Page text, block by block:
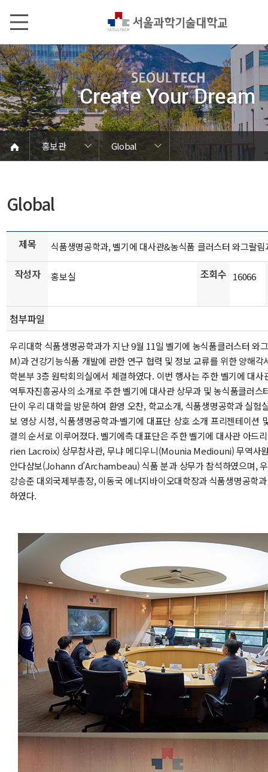
홍보관
Global
서울과기대 소개
열린총장실
대학현황
대학조직
대학상징
홍보관
캠퍼스 안내
학칙 및 규정
홍보관
대학뉴스
연구성과
발전기금/동문
Global
언론에서 본 SEOULTECH
보도자료
브로슈어
학내행사
동영상자료
사진자료
음악자료
Global
제목 식품생명공학과, 벨기에 대사관&농식품 클러스터 와그랄
작성자 홍보실 조회수 16066
첨부파일
우리대학 식품생명공학과가 지난 9월 11일 벨기에 농식품클러스터 와
M)과 건강기능식품 개발에 관한 연구 협력 및 정보 교류를 위한 양해
학본부 3층 원탁회의실에서 체결하였다. 이번 행사는 주한 벨기에 대사
역투자진흥공사의 소개로 주한 벨기에 대사관 상무과 및 농식품클러스
단이 우리 대학을 방문하여 환영 오찬, 학교소개, 식품생명공학과 실험
보 영상 시청, 식품생명공학과-벨기에 대표단 상호 소개 프리젠테이션
결의 순서로 이루어졌다. 벨기에측 대표단은 주한 벨기에 대사관 아드
rien Lacroix) 상무참사관, 무냐 메디우니(Mounia Mediouni) 무역사
안다샴보(Johann d’Archambeau) 식품 분과 상무가 참석하였으며,
강승준 대외국제부총장, 이동국 에너지바이오대학장과 식품생명공학
하였다.